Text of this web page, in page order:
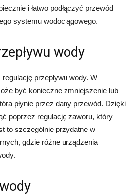
i łatwo podłączyć przewód
systemu wodociągowego.
wody
przepływu wody. W
być konieczne zmniejszenie lub
płynie przez dany przewód. Dzięki
poprzez regulację zaworu, który
to szczególnie przydatne w
gdzie różne urządzenia